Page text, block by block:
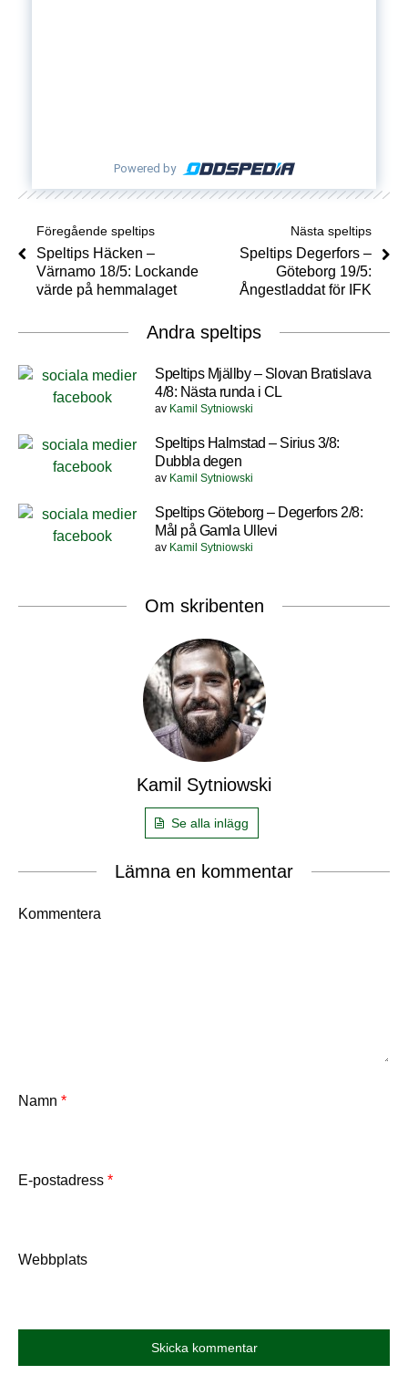
Powered by
Föregående speltips
Speltips Häcken –
Värnamo 18/5: Lockande
värde på hemmalaget
Nästa speltips
Speltips Degerfors –
Göteborg 19/5:
Ångestladdat för IFK
Andra speltips
Speltips Mjällby – Slovan Bratislava
4/8: Nästa runda i CL
av Kamil Sytniowski
Speltips Halmstad – Sirius 3/8:
Dubbla degen
av Kamil Sytniowski
Speltips Göteborg – Degerfors 2/8:
Mål på Gamla Ullevi
av Kamil Sytniowski
Om skribenten
Kamil Sytniowski
Se alla inlägg
Lämna en kommentar
Kommentera
Namn *
E-postadress *
Webbplats